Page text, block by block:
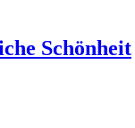
Schönheit